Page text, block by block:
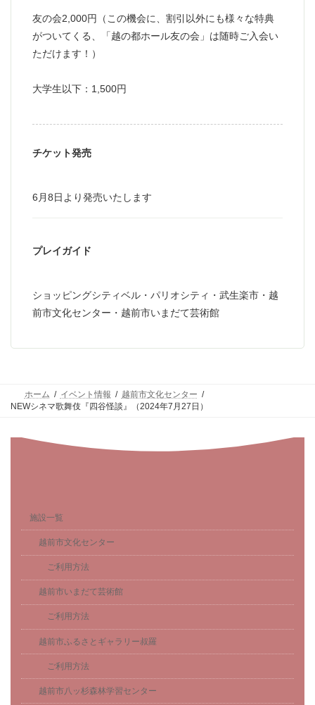
友の会2,000円（この機会に、割引以外にも様々な特典
がついてくる、「越の都ホール友の会」は随時ご入会い
ただけます！）
大学生以下：1,500円
チケット発売
6月8日より発売いたします
プレイガイド
ショッピングシティベル・パリオシティ・武生楽市・越
前市文化センター・越前市いまだて芸術館
ホーム イベント情報
越前市文化センター
NEWシネマ歌舞伎『四谷怪談』（2024年7月27日）
施設一覧
越前市文化センター
ご利用方法
越前市いまだて芸術館
ご利用方法
越前市ふるさとギャラリー叔羅
ご利用方法
越前市八ッ杉森林学習センター